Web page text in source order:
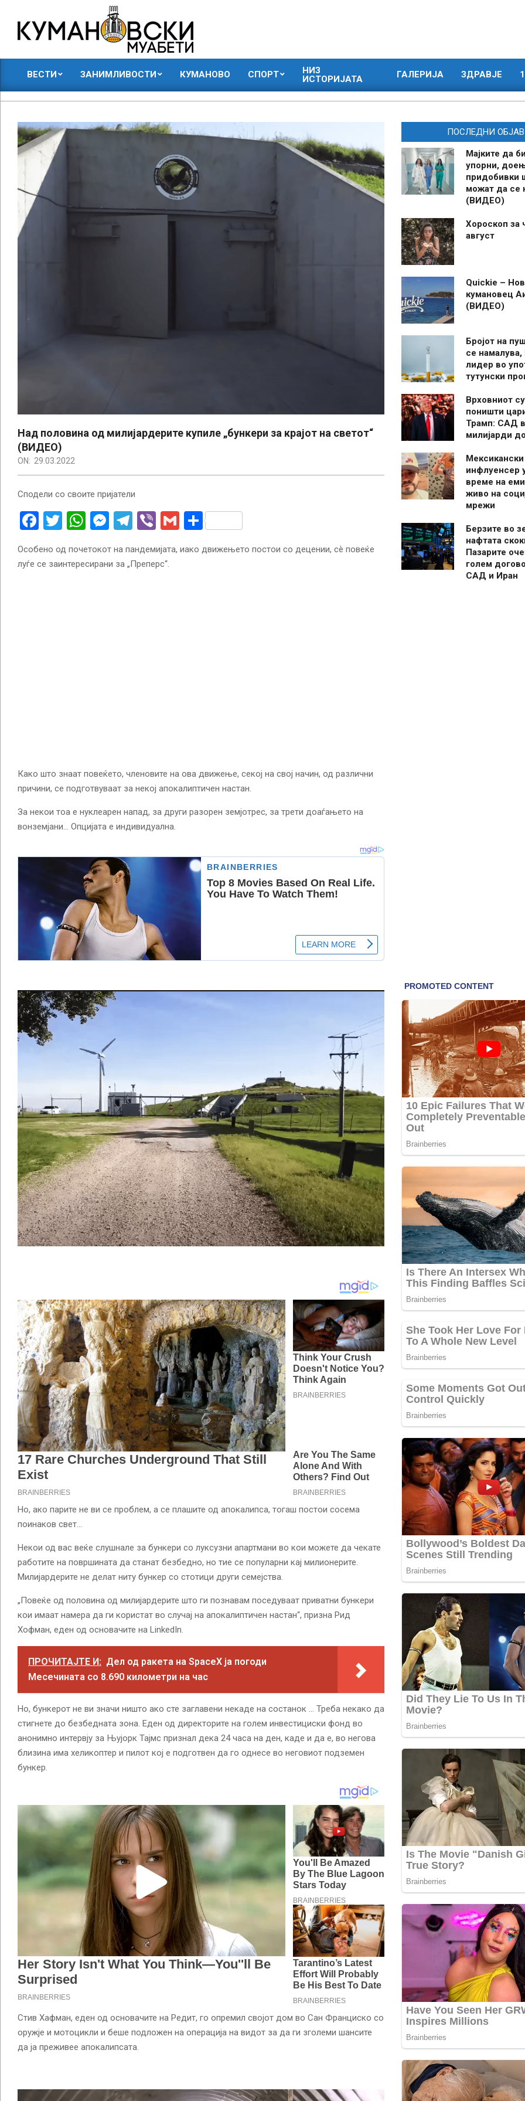
content
КУМАНОВСКИ
МУАБЕТИ
ВЕСТИ ЗАНИМЛИВОСТИ КУМАНОВО СПОРТ
НИЗ
ИСТОРИЈАТА
ГАЛЕРИЈА ЗДРАВЈЕ
Над половина од милијардерите купиле „бункери за крајот на светот“
(ВИДЕО)
ON: 29.03.2022
Сподели со своите пријатели
Facebook
Twitter
WhatsApp
Messenger
Telegram
ViberGmailShare
Особено од почетокот на пандемијата, иако движењето постои со децении, сè повеќе
луѓе се заинтересирани за „Преперс“.
Како што знаат повеќето, членовите на ова движење, секој на свој начин, од различни
причини, се подготвуваат за некој апокалиптичен настан.
За некои тоа е нуклеарен напад, за други разорен земјотрес, за трети доаѓањето на
вонземјани… Опцијата е индивидуална.
Но, ако парите не ви се проблем, а се плашите од апокалипса, тогаш постои сосема
поинаков свет…
Некои од вас веќе слушнале за бункери со луксузни апартмани во кои можете да чекате
работите на површината да станат безбедно, но тие се популарни кај милионерите.
Милијардерите не делат ниту бункер со стотици други семејства.
„Повеќе од половина од милијардерите што ги познавам поседуваат приватни бункери
кои имаат намера да ги користат во случај на апокалиптичен настан“, призна Рид
Хофман, еден од основачите на LinkedIn.
ПРОЧИТАЈТЕ И: Дел од ракета на SpaceX ја погоди
Месечината со 8.690 километри на час
Но, бункерот не ви значи ништо ако сте заглавени некаде на состанок … Треба некако да
стигнете до безбедната зона. Еден од директорите на голем инвестициски фонд во
анонимно интервју за Њујорк Тајмс признал дека 24 часа на ден, каде и да е, во негова
близина има хеликоптер и пилот кој е подготвен да го однесе во неговиот подземен
бункер.
Стив Хафман, еден од основачите на Редит, го опремил својот дом во Сан Франциско со
оружје и мотоцикли и беше подложен на операција на видот за да ги зголеми шансите
да ја преживее апокалипсата.
ПОСЛЕДНИ
Мајките да
упорни,
придобивки
можат да се
(ВИДЕО)
Хороскоп за
август
Quickie –
кумановец
(ВИДЕО)
Бројот на
се намалува,
лидер во
тутунски
Врховниот
поништи
Трамп: САД
милијарди
Мексикански
инфлуенсер
време на
живо на
мрежи
Берзите во
нафтата
Пазарите
голем
САД и Иран